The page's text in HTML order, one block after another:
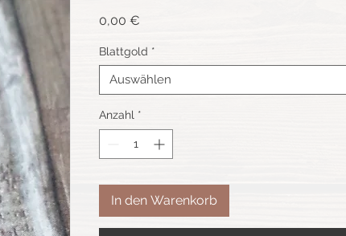
0,00 €
Blattgold *
Auswählen
Anzahl *
In den Warenkorb